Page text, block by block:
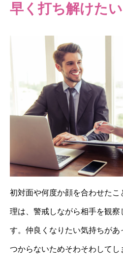
早く打ち解けたい
初対面や何度か顔を合わせた
理は、警戒しながら相手を観察
す。仲良くなりたい気持ちが
つからないためそわそわしてし